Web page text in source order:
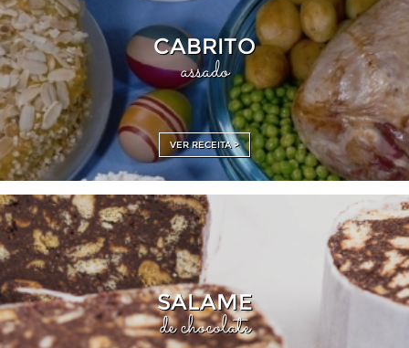
CABRITO
assado
VER RECEITA >
SALAME
de chocolate